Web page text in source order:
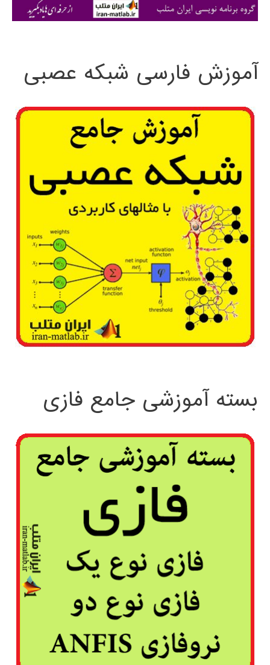
ی
آموزش فارسی شبکه عصبی
بسته آموزشی جامع فازی